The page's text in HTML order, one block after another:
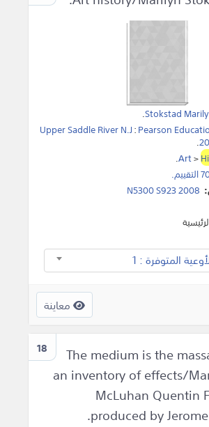
Stokstad
.
Upper Saddle River N.J:Pearson
.
Art>
.
N5300 S923 2008
المتوفرة : 1
معاينة
18
The medium is the
an inventory of effects/
McLuhan Quentin
produced by